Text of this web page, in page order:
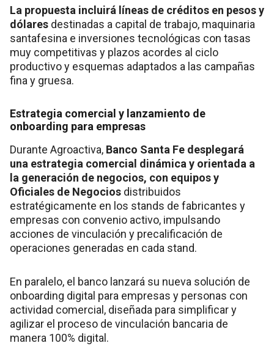
La propuesta incluirá líneas de créditos en pesos y
dólares destinadas a capital de trabajo, maquinaria
santafesina e inversiones tecnológicas con tasas
muy competitivas y plazos acordes al ciclo
productivo y esquemas adaptados a las campañas
fina y gruesa.
Estrategia comercial y lanzamiento de
onboarding para empresas
Durante Agroactiva, Banco Santa Fe desplegará
una estrategia comercial dinámica y orientada a
la generación de negocios, con equipos y
Oficiales de Negocios distribuidos
estratégicamente en los stands de fabricantes y
empresas con convenio activo, impulsando
acciones de vinculación y precalificación de
operaciones generadas en cada stand.
En paralelo, el banco lanzará su nueva solución de
onboarding digital para empresas y personas con
actividad comercial, diseñada para simplificar y
agilizar el proceso de vinculación bancaria de
manera 100% digital.